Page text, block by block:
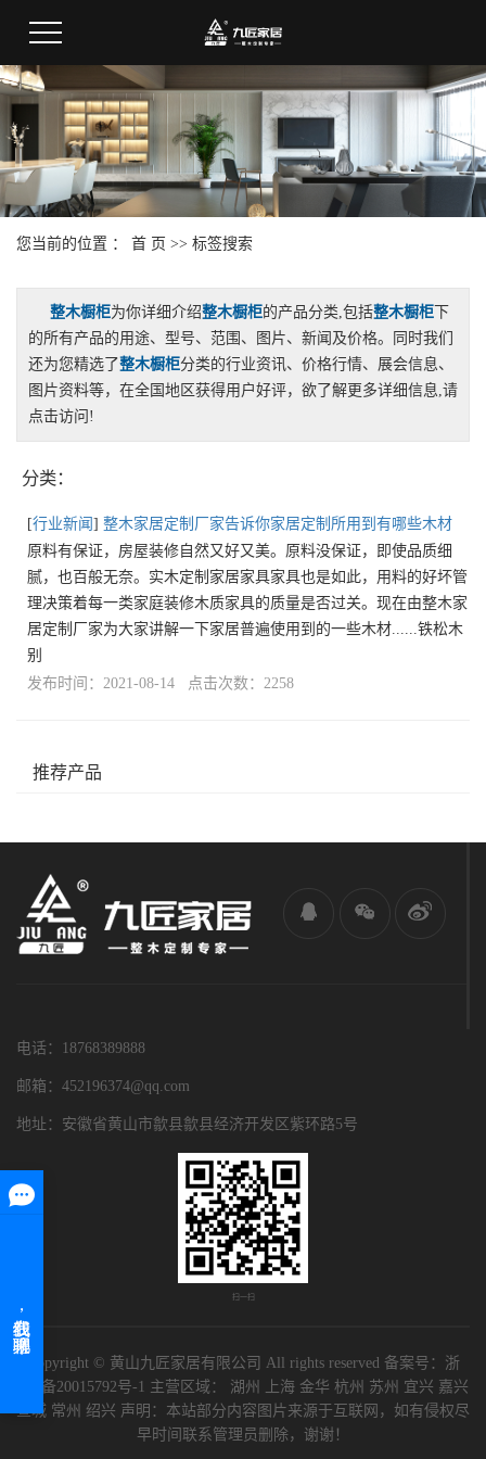
您当前的位置 ： 首 页 >> 标签搜索
整木橱柜为你详细介绍整木橱柜的产品分类,包括整木橱柜 下
的所有产品的用途、型号、范围、图片、新闻及价格。同时我们
还为您精选了整木橱柜分类的行业资讯、价格行情、展会信息、
图片资料等，在全国地区获得用户好评，欲了解更多详细信息,请
点击访问!
分类：
[行业新闻 ] 整木家居定制厂家告诉你家居定制所用到有哪些木材
原料有保证，房屋装修自然又好又美。原料没保证，即使品质细
腻，也百般无奈。实木定制家居家具家具也是如此，用料的好坏管
理决策着每一类家庭装修木质家具的质量是否过关。现在由整木家
居定制厂家为大家讲解一下家居普遍使用到的一些木材......铁松木
别
发布时间：2021-08-14 点击次数：2258
推荐产品
电话：18768389888
邮箱：452196374@qq.com
地址：安徽省黄山市歙县歙县经济开发区紫环路5号
扫一扫
Copyright © 黄山九匠家居有限公司 All rights reserved 备案号： 浙
ICP备20015792号-1 主营区域： 湖州 上海 金华 杭州 苏州 宜兴 嘉兴
宣城 常州 绍兴 声明：本站部分内容图片来源于互联网，如有侵权尽
早时间联系管理员删除，谢谢！